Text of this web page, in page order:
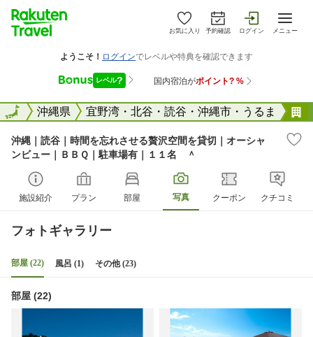
お気に入り 予約確認 ログイン メニュー
全国沖縄県 宜野湾・北谷・読谷・沖縄市・うるま
全国
沖縄｜読谷｜時間を忘れさせる贅沢空間を貸切｜オーシャ
ンビュー｜ＢＢＱ｜駐車場有｜１１名 ＾
施設紹介 プラン 部屋 写真 クーポン クチコミ
フォトギャラリー
部屋 (22) 風呂 (1) その他 (23)
部屋 (22)